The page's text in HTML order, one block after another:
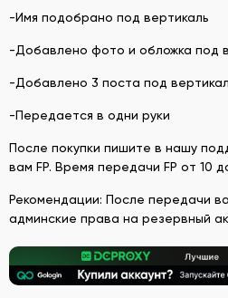
-Имя подобрано под вертикаль
-Добавлено фото и обложка под
-Добавлено 3 поста под
-Передается в одни руки
После покупки пишите в нашу
вам FP. Время передачи FP от 10
Рекомендации: После передачи
админские права на резервный